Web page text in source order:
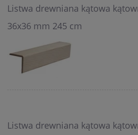
Listwa drewniana kątowa
36x36 mm 245 cm
Listwa drewniana kątowa